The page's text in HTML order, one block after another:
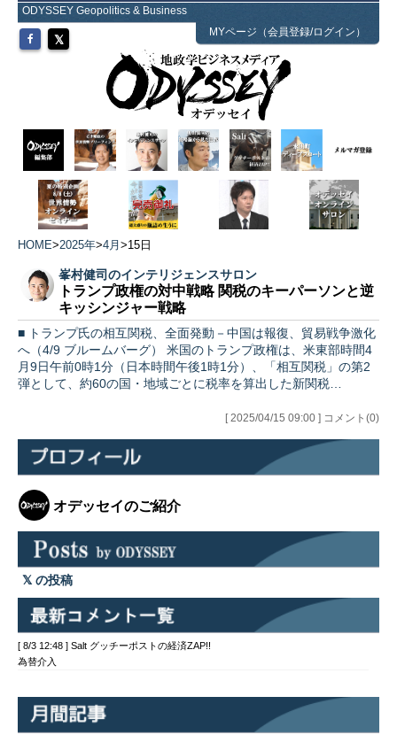
ODYSSEY Geopolitics & Business
MYページ（会員登録/ログイン）
HOME>2025年>4月 >15日
峯村健司のインテリジェンスサロン
トランプ政権の対中戦略 関税のキーパーソンと逆
キッシンジャー戦略
■ トランプ氏の相互関税、全面発動－中国は報復、貿易戦争激化
へ（4/9 ブルームバーグ） 米国のトランプ政権は、米東部時間4
月9日午前0時1分（日本時間午後1時1分）、「相互関税」の第2
弾として、約60の国・地域ごとに税率を算出した新関税…
[ 2025/04/15 09:00 ] コメント(0)
オデッセイのご紹介
の投稿
[ 8/3 12:48 ] Salt グッチーポストの経済ZAP!!
為替介入